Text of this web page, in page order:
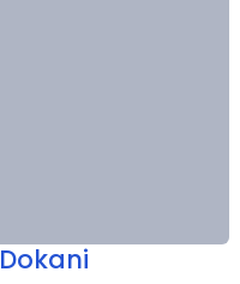
Dokani